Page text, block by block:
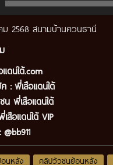
2568 สนามบ้านควนธานี
ดนใต้.com
: พี่เสือแดนใต้
น พี่เสือแดนใต้
เสือแดนใต้ VIP
@bb911
นหลัง คลิปวัวชนย้อนหลัง